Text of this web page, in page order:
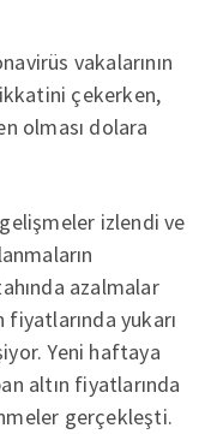
vakalarının
çekerken,
olması dolara
izlendi ve
azalmalar
fiyatlarında yukarı
Yeni haftaya
altın fiyatlarında
gerçekleşti.